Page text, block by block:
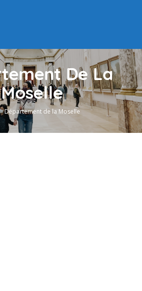
De La
Moselle
Département de la Moselle